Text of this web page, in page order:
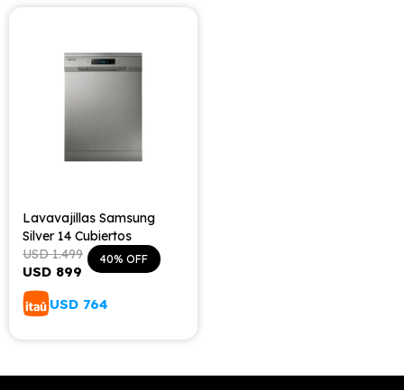
Lavavajillas Samsung
Silver 14 Cubiertos
USD 899
USD 1.499 40
USD 764